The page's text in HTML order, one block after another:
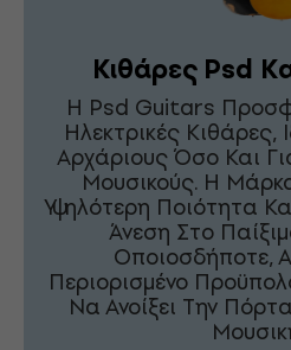
Κιθάρες Psd
Η Psd Guitars
Ηλεκτρικές Κιθάρες,
Αρχάριους Όσο Και
Μουσικούς. Η
Υψηλότερη Ποιότητα
Άνεση Στο
Οποιοσδήποτε,
Περιορισμένο
Να Ανοίξει Την